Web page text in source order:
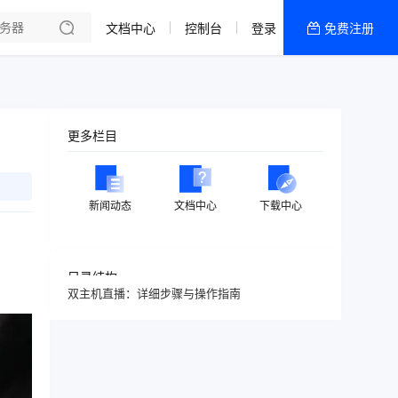
文档中心 控制台 登录 免费注册
更多栏目
新闻动态 文档中心 下载中心
目录结构
双主机直播：详细步骤与操作指南